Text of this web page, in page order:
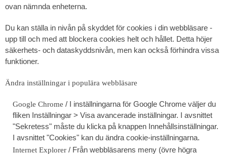
ovan nämnda enheterna.
Du kan ställa in nivån på skyddet för cookies i din webbläsare -
upp till och med att blockera cookies helt och hållet. Detta höjer
säkerhets- och dataskyddsnivån, men kan också förhindra vissa
funktioner.
Ändra inställningar i populära webbläsare
Google Chrome / I inställningarna för Google Chrome väljer du
fliken Inställningar > Visa avancerade inställningar. I avsnittet
"Sekretess" måste du klicka på knappen Innehållsinställningar.
I avsnittet "Cookies" kan du ändra cookie-inställningarna.
Internet Explorer / Från webbläsarens meny (övre högra